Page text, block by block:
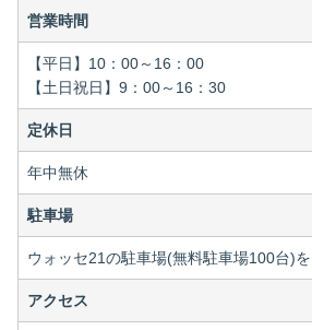
営業時間
【平日】10：00～16：00
【土日祝日】9：00～16：30
定休日
年中無休
駐車場
ウォッセ21の駐車場(無料駐車場100台)を
アクセス